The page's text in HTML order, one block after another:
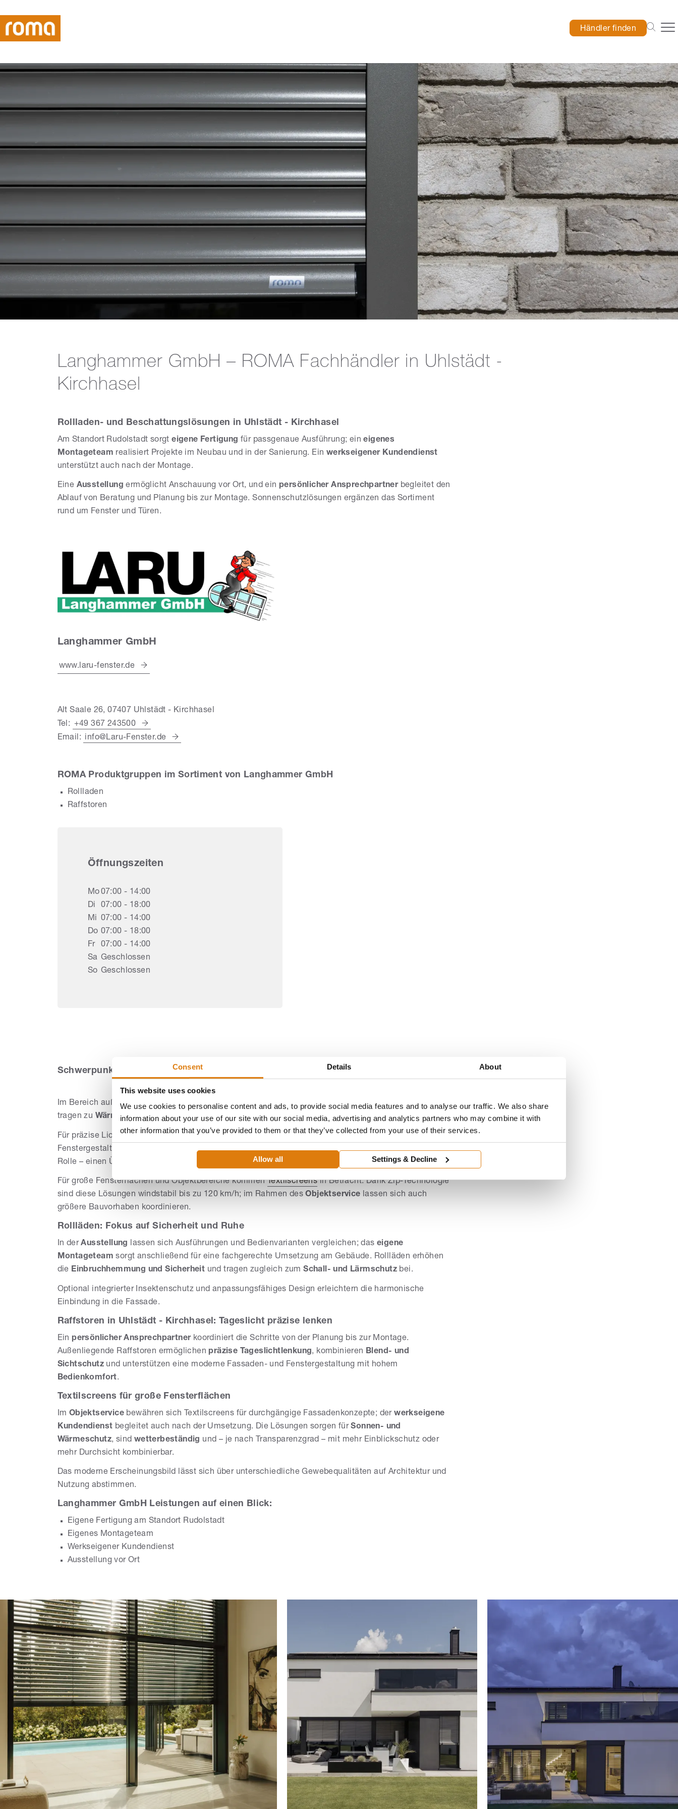
Consent Details About
This website uses cookies
We use cookies to personalise content and ads, to provide social media features and to analyse our traffic. We also share
information about your use of our site with our social media, advertising and analytics partners who may combine it with
other information that you’ve provided to them or that they’ve collected from your use of their services.
Settings & Decline
Allow all
Händler finden
Langhammer GmbH – ROMA Fachhändler in Uhlstädt -
Kirchhasel
Rollladen- und Beschattungslösungen in Uhlstädt - Kirchhasel
Am Standort Rudolstadt sorgteigene Fertigung für passgenaue Ausführung; eineigenes
Montageteam realisiert Projekte im Neubau und in der Sanierung. Ein werkseigener Kundendienst
unterstützt auch nach der Montage.
Eine Ausstellung ermöglicht Anschauung vor Ort, und ein persönlicher Ansprechpartnerbegleitet den
Ablauf von Beratung und Planung bis zur Montage. Sonnenschutzlösungen ergänzen das Sortiment
rund um Fenster und Türen.
Langhammer GmbH
www.laru-fenster.de
Alt Saale 26, 07407 Uhlstädt - Kirchhasel
Tel: +49 367 243500
Email: info@Laru-Fenster.de
ROMA Produktgruppen im Sortiment von Langhammer GmbH
Rollladen
Raffstoren
Öffnungszeiten
Mo07:00 - 14:00
Di
07:00 - 18:00
Mi 07:00 - 14:00
Do 07:00 - 18:00
Fr
07:00 - 14:00
Sa Geschlossen
So Geschlossen
Schwerpunkte für Sicht- und Sonnenschutz in Uhlstädt - Kirchhasel
Im Bereich außenliegender Beschattung sind unterschiedliche Systeme verfügbar. ModerneRollläden
tragen zu Wärmeschutz und Energieeinsparungbei und erhöhen die Sicherheit am Gebäude.
Für präzise Lichtsteuerung an der Fassade sorgenRaffstoren ; sie unterstützen eine zeitgemäße
Fenstergestaltung mit hohem Bedienkomfort. Bei der Gestaltung spielt dieFarbwahleine wichtige
Rolle – einen Überblick bietet
Für große Fensterflächen und Objektbereiche kommenTextilscreensin Betracht. Dank Zip-Technologie
sind diese Lösungen windstabil bis zu 120 km/h; im Rahmen desObjektservice lassen sich auch
größere Bauvorhaben koordinieren.
Rollläden: Fokus auf Sicherheit und Ruhe
In derAusstellung lassen sich Ausführungen und Bedienvarianten vergleichen; daseigene
Montageteam sorgt anschließend für eine fachgerechte Umsetzung am Gebäude. Rollläden erhöhen
die Einbruchhemmung und Sicherheit und tragen zugleich zumSchall- und Lärmschutz bei.
Optional integrierter Insektenschutz und anpassungsfähiges Design erleichtern die harmonische
Einbindung in die Fassade.
Raffstoren in Uhlstädt - Kirchhasel: Tageslicht präzise lenken
Ein persönlicher Ansprechpartnerkoordiniert die Schritte von der Planung bis zur Montage.
Außenliegende Raffstoren ermöglichen präzise Tageslichtlenkung, kombinieren Blend- und
Sichtschutz und unterstützen eine moderne Fassaden- und Fenstergestaltung mit hohem
Bedienkomfort.
Textilscreens für große Fensterflächen
Im Objektservice bewähren sich Textilscreens für durchgängige Fassadenkonzepte; derwerkseigene
Kundendienst begleitet auch nach der Umsetzung. Die Lösungen sorgen fürSonnen- und
Wärmeschutz, sind wetterbeständig und – je nach Transparenzgrad – mit mehr Einblickschutz oder
mehr Durchsicht kombinierbar.
Das moderne Erscheinungsbild lässt sich über unterschiedliche Gewebequalitäten auf Architektur und
Nutzung abstimmen.
Langhammer GmbH Leistungen auf einen Blick:
Eigene Fertigung am Standort Rudolstadt
Eigenes Montageteam
Werkseigener Kundendienst
Ausstellung vor Ort